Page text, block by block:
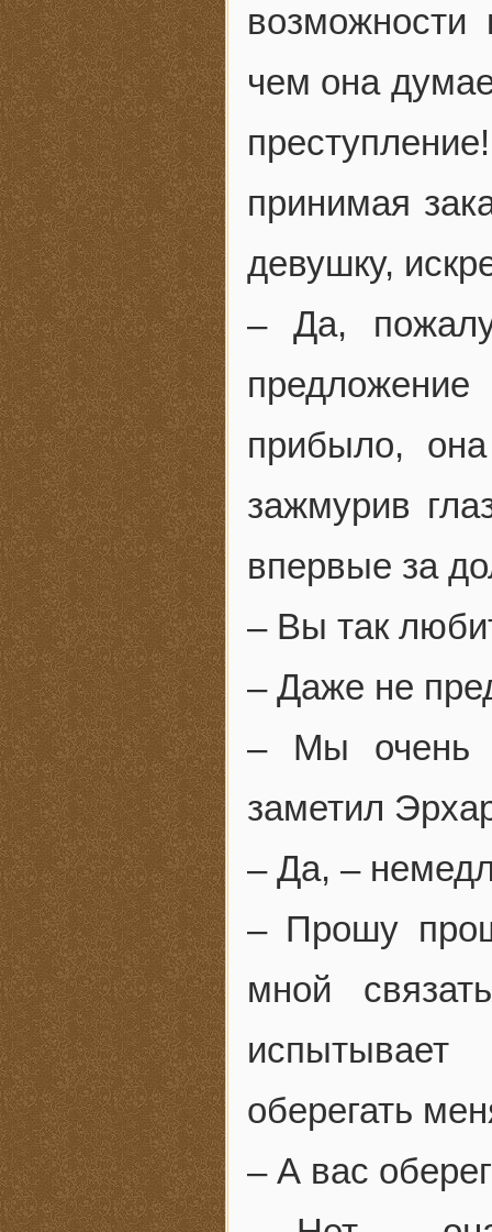
чем она
принимая
девушку,
– Да,
предложение
прибыло,
зажмурив
впервые за
– Вы так
– Даже не
– Мы очень
заметил
– Да, –
– Прошу
мной
оберегать
– А вас